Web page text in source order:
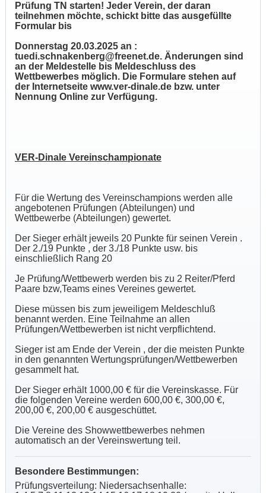
Prüfung TN starten! Jeder Verein, der daran
teilnehmen möchte, schickt bitte das ausgefüllte
Formular bis
Donnerstag 20.03.2025 an :
tuedi.schnakenberg@freenet.de. Änderungen sind
an der Meldestelle bis Meldeschluss des
Wettbewerbes möglich. Die Formulare stehen auf
der Internetseite www.ver-dinale.de bzw. unter
Nennung Online zur Verfügung.
VER-Dinale Vereinschampionate
Für die Wertung des Vereinschampions werden alle
angebotenen Prüfungen (Abteilungen) und
Wettbewerbe (Abteilungen) gewertet.
Der Sieger erhält jeweils 20 Punkte für seinen Verein .
Der 2./19 Punkte , der 3./18 Punkte usw. bis
einschließlich Rang 20
Je Prüfung/Wettbewerb werden bis zu 2 Reiter/Pferd
Paare bzw,Teams eines Vereines gewertet.
Diese müssen bis zum jeweiligem Meldeschluß
benannt werden. Eine Teilnahme an allen
Prüfungen/Wettbewerben ist nicht verpflichtend.
Sieger ist am Ende der Verein , der die meisten Punkte
in den genannten Wertungsprüfungen/Wettbewerben
gesammelt hat.
Der Sieger erhält 1000,00 € für die Vereinskasse. Für
die folgenden Vereine werden 600,00 €, 300,00 €,
200,00 €, 200,00 € ausgeschüttet.
Die Vereine des Showwettbewerbes nehmen
automatisch an der Vereinswertung teil.
Besondere Bestimmungen:
Prüfungsverteilung: Niedersachsenhalle: